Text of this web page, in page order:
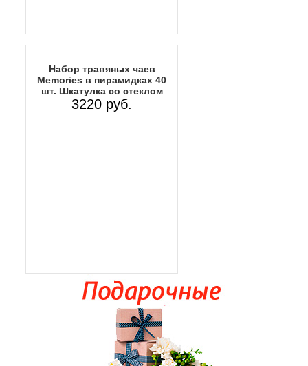
Набор травяных чаев
Memories в пирамидках 40
шт. Шкатулка со стеклом
3220 руб.